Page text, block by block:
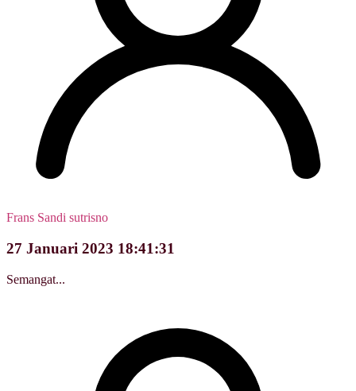
Frans Sandi sutrisno
27 Januari 2023 18:41:31
Semangat...